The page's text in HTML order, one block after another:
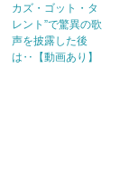
カズ・ゴット・タ
レント”で驚異の歌
声を披露した後
は‥【動画あり】